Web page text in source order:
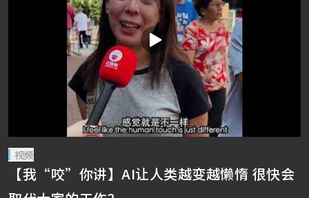
视频
【我“咬”你讲】AI让人类越变越懒惰 很快会